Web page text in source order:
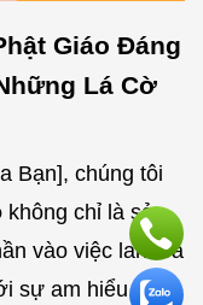
Giáo Đáng
Lá Cờ
Bạn], chúng tôi
không chỉ là sản
vào việc lan tỏa
sự am hiểu sâu